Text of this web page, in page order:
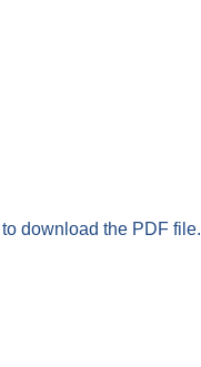
download the PDF file.